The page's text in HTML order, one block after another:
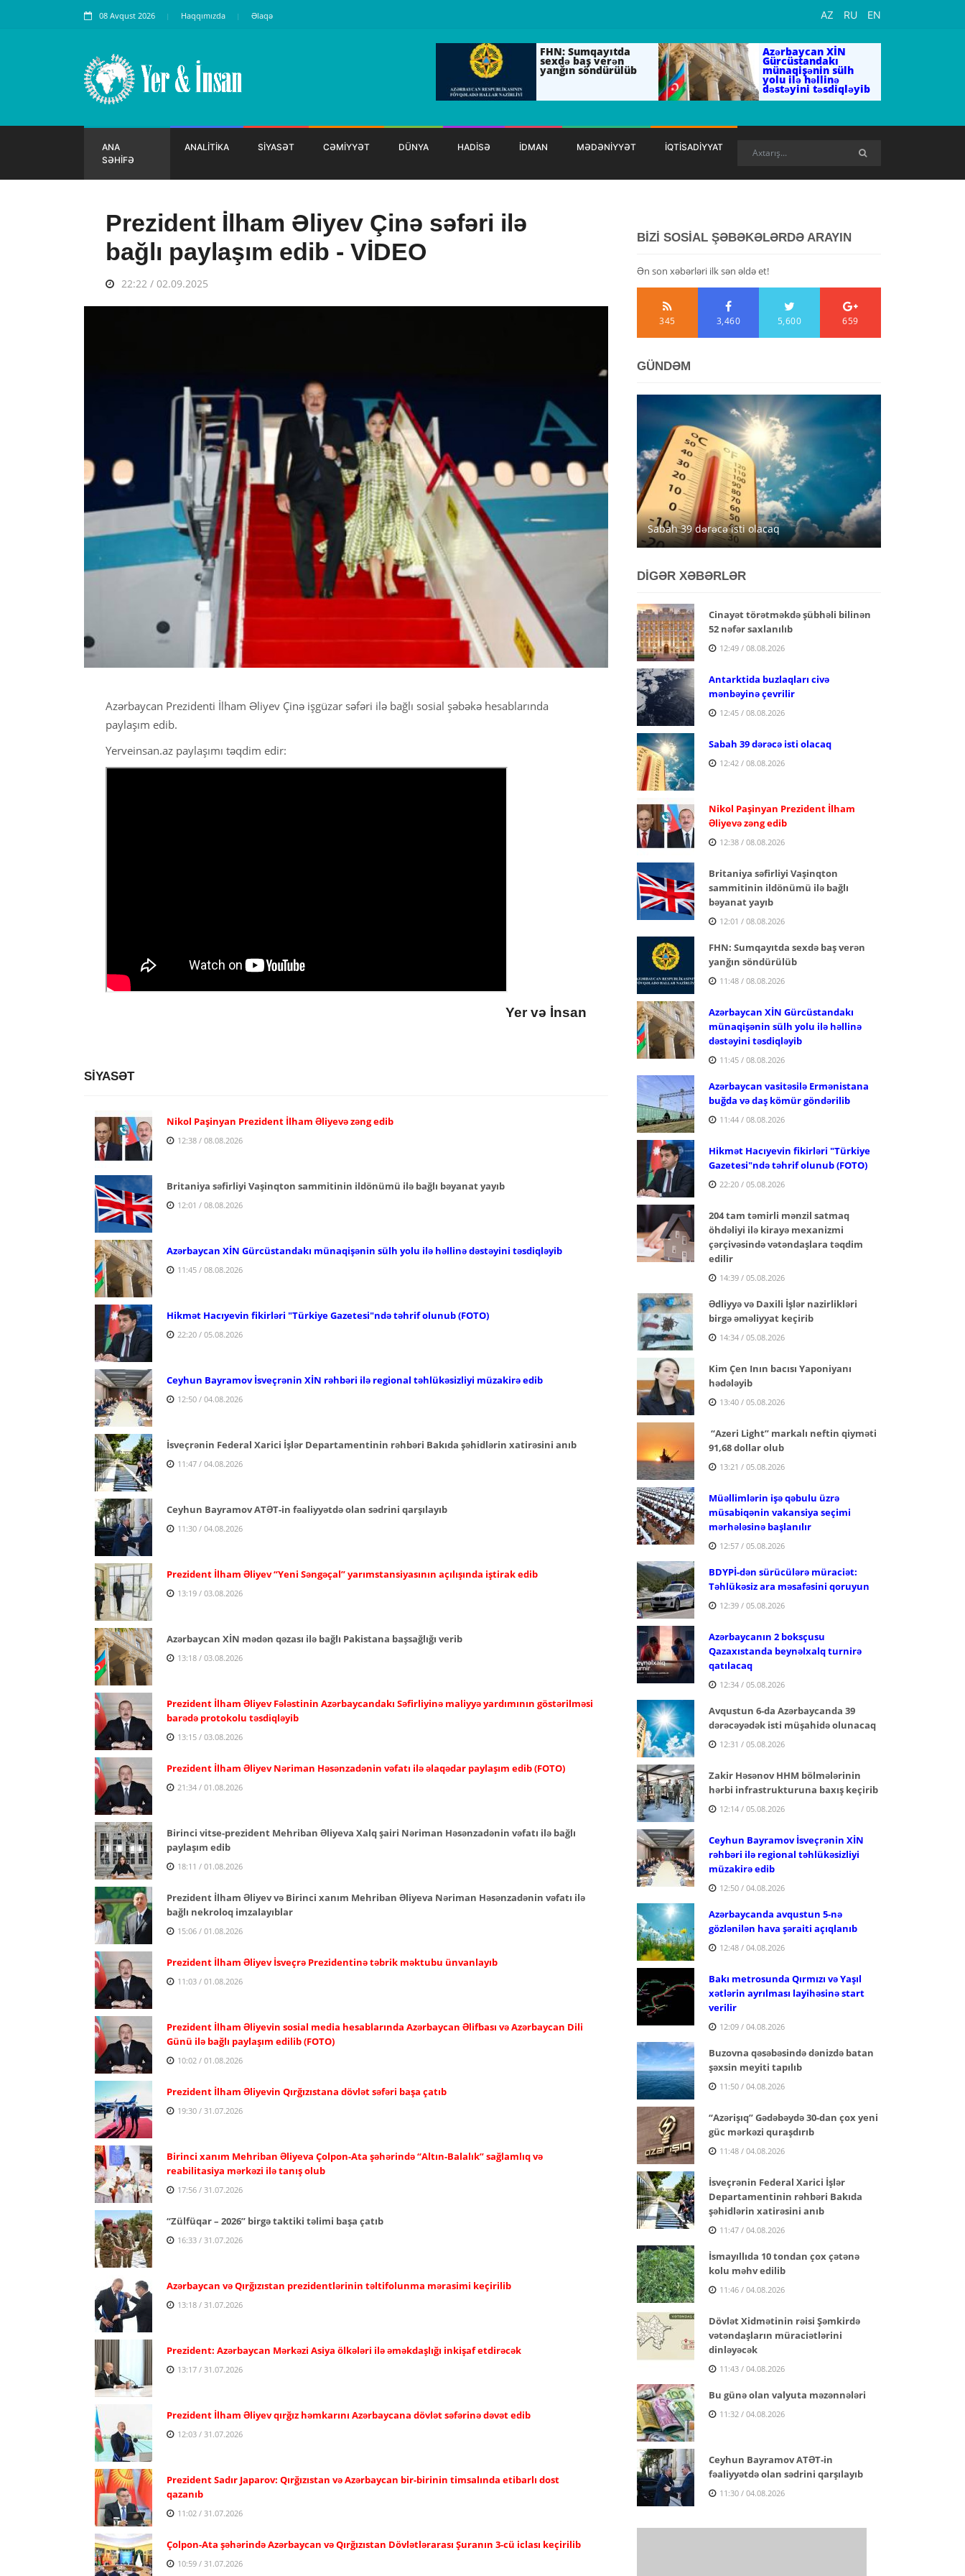
08 Avqust 2026 Haqqımızda Əlaqə AZ RU EN
FHN: Sumqayıtda
sexdə baş verən
yanğın söndürülüb
Azərbaycan XİN
Gürcüstandakı
münaqişənin sülh
yolu ilə həllinə
dəstəyini təsdiqləyib
ANA
SƏHİFƏ
ANALİTİKA SİYASƏT CƏMİYYƏT DÜNYA HADİSƏ İDMAN MƏDƏNİYYƏT İQTİSADİYYAT
Prezident İlham Əliyev Çinə səfəri ilə
bağlı paylaşım edib - VİDEO
22:22 / 02.09.2025
Azərbaycan Prezidenti İlham Əliyev Çinə işgüzar səfəri ilə bağlı sosial şəbəkə hesablarında
paylaşım edib.
Yerveinsan.az paylaşımı təqdim edir:
Yer və İnsan
SİYASƏT
Nikol Paşinyan Prezident İlham Əliyevə zəng edib
12:38 / 08.08.2026
Britaniya səfirliyi Vaşinqton sammitinin ildönümü ilə bağlı bəyanat yayıb
12:01 / 08.08.2026
Azərbaycan XİN Gürcüstandakı münaqişənin sülh yolu ilə həllinə dəstəyini təsdiqləyib
11:45 / 08.08.2026
Hikmət Hacıyevin fikirləri "Türkiye Gazetesi"ndə təhrif olunub (FOTO)
22:20 / 05.08.2026
Ceyhun Bayramov İsveçrənin XİN rəhbəri ilə regional təhlükəsizliyi müzakirə edib
12:50 / 04.08.2026
İsveçrənin Federal Xarici İşlər Departamentinin rəhbəri Bakıda şəhidlərin xatirəsini anıb
11:47 / 04.08.2026
Ceyhun Bayramov ATƏT-in fəaliyyətdə olan sədrini qarşılayıb
11:30 / 04.08.2026
Prezident İlham Əliyev “Yeni Səngəçal” yarımstansiyasının açılışında iştirak edib
13:19 / 03.08.2026
Azərbaycan XİN mədən qəzası ilə bağlı Pakistana başsağlığı verib
13:18 / 03.08.2026
Prezident İlham Əliyev Fələstinin Azərbaycandakı Səfirliyinə maliyyə yardımının göstərilməsi
barədə protokolu təsdiqləyib
13:15 / 03.08.2026
Prezident İlham Əliyev Nəriman Həsənzadənin vəfatı ilə əlaqədar paylaşım edib (FOTO)
21:34 / 01.08.2026
Birinci vitse-prezident Mehriban Əliyeva Xalq şairi Nəriman Həsənzadənin vəfatı ilə bağlı
paylaşım edib
18:11 / 01.08.2026
Prezident İlham Əliyev və Birinci xanım Mehriban Əliyeva Nəriman Həsənzadənin vəfatı ilə
bağlı nekroloq imzalayıblar
15:06 / 01.08.2026
Prezident İlham Əliyev İsveçrə Prezidentinə təbrik məktubu ünvanlayıb
11:03 / 01.08.2026
Prezident İlham Əliyevin sosial media hesablarında Azərbaycan Əlifbası və Azərbaycan Dili
Günü ilə bağlı paylaşım edilib (FOTO)
10:02 / 01.08.2026
Prezident İlham Əliyevin Qırğızıstana dövlət səfəri başa çatıb
19:30 / 31.07.2026
Birinci xanım Mehriban Əliyeva Çolpon-Ata şəhərində “Altın-Balalık” sağlamlıq və
reabilitasiya mərkəzi ilə tanış olub
17:56 / 31.07.2026
“Zülfüqar – 2026” birgə taktiki təlimi başa çatıb
16:33 / 31.07.2026
Azərbaycan və Qırğızıstan prezidentlərinin təltifolunma mərasimi keçirilib
13:18 / 31.07.2026
Prezident: Azərbaycan Mərkəzi Asiya ölkələri ilə əməkdaşlığı inkişaf etdirəcək
13:17 / 31.07.2026
Prezident İlham Əliyev qırğız həmkarını Azərbaycana dövlət səfərinə dəvət edib
12:03 / 31.07.2026
Prezident Sadır Japarov: Qırğızıstan və Azərbaycan bir-birinin timsalında etibarlı dost
qazanıb
11:02 / 31.07.2026
Çolpon-Ata şəhərində Azərbaycan və Qırğızıstan Dövlətlərarası Şuranın 3-cü iclası keçirilib
10:59 / 31.07.2026
BİZİ SOSİAL ŞƏBƏKƏLƏRDƏ ARAYIN
Ən son xəbərləri ilk sən əldə et!
345 3,460 5,600 659
GÜNDƏM
Sabah 39 dərəcə isti olacaq
DİGƏR XƏBƏRLƏR
Cinayət törətməkdə şübhəli bilinən
52 nəfər saxlanılıb
12:49 / 08.08.2026
Antarktida buzlaqları civə
mənbəyinə çevrilir
12:45 / 08.08.2026
Sabah 39 dərəcə isti olacaq
12:42 / 08.08.2026
Nikol Paşinyan Prezident İlham
Əliyevə zəng edib
12:38 / 08.08.2026
Britaniya səfirliyi Vaşinqton
sammitinin ildönümü ilə bağlı
bəyanat yayıb
12:01 / 08.08.2026
FHN: Sumqayıtda sexdə baş verən
yanğın söndürülüb
11:48 / 08.08.2026
Azərbaycan XİN Gürcüstandakı
münaqişənin sülh yolu ilə həllinə
dəstəyini təsdiqləyib
11:45 / 08.08.2026
Azərbaycan vasitəsilə Ermənistana
buğda və daş kömür göndərilib
11:44 / 08.08.2026
Hikmət Hacıyevin fikirləri "Türkiye
Gazetesi"ndə təhrif olunub (FOTO)
22:20 / 05.08.2026
204 tam təmirli mənzil satmaq
öhdəliyi ilə kirayə mexanizmi
çərçivəsində vətəndaşlara təqdim
edilir
14:39 / 05.08.2026
Ədliyyə və Daxili İşlər nazirlikləri
birgə əməliyyat keçirib
14:34 / 05.08.2026
Kim Çen Inın bacısı Yaponiyanı
hədələyib
13:40 / 05.08.2026
“Azeri Light” markalı neftin qiyməti
91,68 dollar olub
13:21 / 05.08.2026
Müəllimlərin işə qəbulu üzrə
müsabiqənin vakansiya seçimi
mərhələsinə başlanılır
12:57 / 05.08.2026
BDYPİ-dən sürücülərə müraciət:
Təhlükəsiz ara məsafəsini qoruyun
12:39 / 05.08.2026
Azərbaycanın 2 boksçusu
Qazaxıstanda beynəlxalq turnirə
qatılacaq
12:34 / 05.08.2026
Avqustun 6-da Azərbaycanda 39
dərəcəyədək isti müşahidə olunacaq
12:31 / 05.08.2026
Zakir Həsənov HHM bölmələrinin
hərbi infrastrukturuna baxış keçirib
12:14 / 05.08.2026
Ceyhun Bayramov İsveçrənin XİN
rəhbəri ilə regional təhlükəsizliyi
müzakirə edib
12:50 / 04.08.2026
Azərbaycanda avqustun 5-nə
gözlənilən hava şəraiti açıqlanıb
12:48 / 04.08.2026
Bakı metrosunda Qırmızı və Yaşıl
xətlərin ayrılması layihəsinə start
verilir
12:09 / 04.08.2026
Buzovna qəsəbəsində dənizdə batan
şəxsin meyiti tapılıb
11:50 / 04.08.2026
“Azərişıq” Gədəbəydə 30-dan çox yeni
güc mərkəzi quraşdırıb
11:48 / 04.08.2026
İsveçrənin Federal Xarici İşlər
Departamentinin rəhbəri Bakıda
şəhidlərin xatirəsini anıb
11:47 / 04.08.2026
İsmayıllıda 10 tondan çox çətənə
kolu məhv edilib
11:46 / 04.08.2026
Dövlət Xidmətinin rəisi Şəmkirdə
vətəndaşların müraciətlərini
dinləyəcək
11:43 / 04.08.2026
Bu günə olan valyuta məzənnələri
11:32 / 04.08.2026
Ceyhun Bayramov ATƏT-in
fəaliyyətdə olan sədrini qarşılayıb
11:30 / 04.08.2026